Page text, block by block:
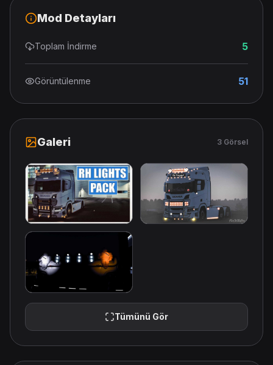
Mod Detayları
Toplam İndirme 5
Görüntülenme 51
Galeri 3 Görsel
Tümünü Gör